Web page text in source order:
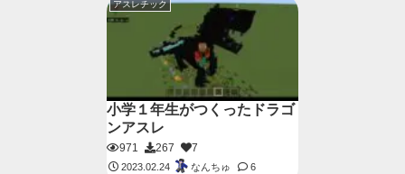
アスレチック
小学１年生がつくったドラゴ
ンアスレ
971 267 7
2023.02.24 なんちゅ 6